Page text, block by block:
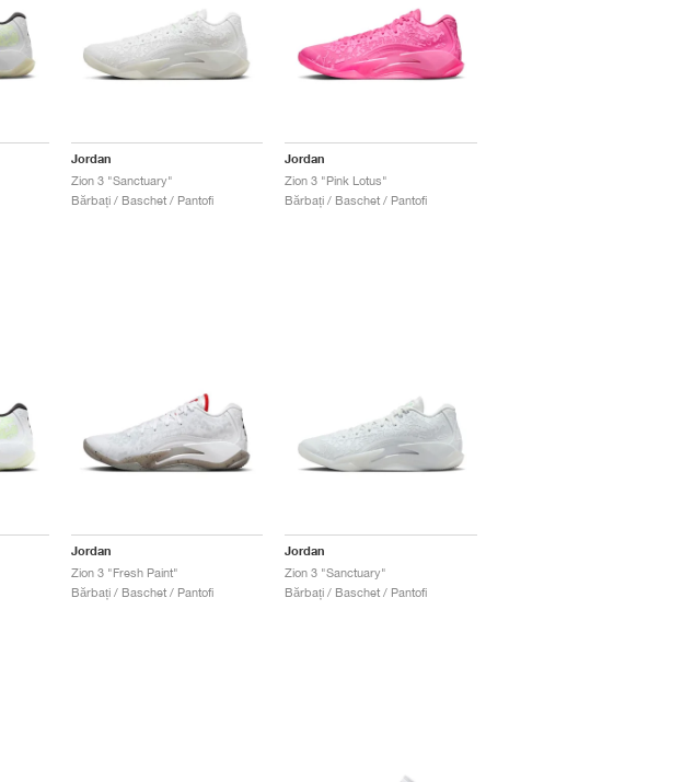
Jordan
Zion 3 "Sanctuary"
Bărbați / Baschet / Pantofi
Jordan
Zion 3 "Pink Lotus"
Bărbați / Baschet / Pantofi
Jordan
Zion 3 "Fresh Paint"
Bărbați / Baschet / Pantofi
Jordan
Zion 3 "Sanctuary"
Bărbați / Baschet / Pantofi